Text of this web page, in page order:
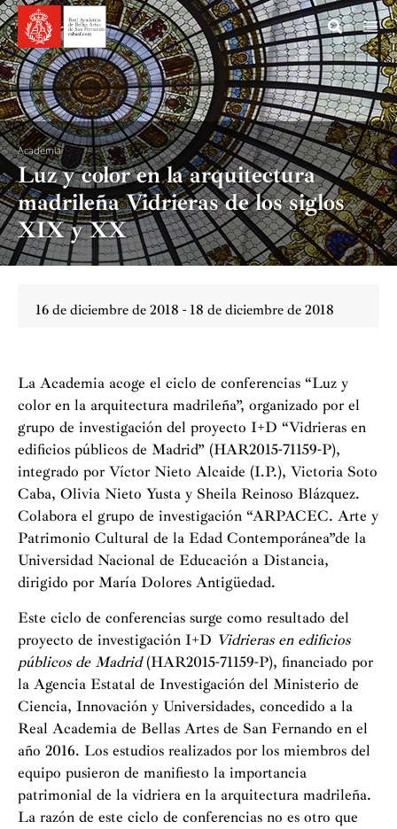
Ir
al
contenido
Academia
Luz y color en la arquitectura
madrileña Vidrieras de los siglos
XIX y XX
16 de diciembre de 2018 - 18 de diciembre de 2018
La Academia acoge el ciclo de conferencias “Luz y
color en la arquitectura madrileña”, organizado por el
grupo de investigación del proyecto I+D “Vidrieras en
edificios públicos de Madrid” (HAR2015-71159-P),
integrado por Víctor Nieto Alcaide (I.P.), Victoria Soto
Caba, Olivia Nieto Yusta y Sheila Reinoso Blázquez.
Colabora el grupo de investigación “ARPACEC. Arte y
Patrimonio Cultural de la Edad Contemporánea”de la
Universidad Nacional de Educación a Distancia,
dirigido por María Dolores Antigüedad.
Este ciclo de conferencias surge como resultado del
proyecto de investigación I+D Vidrieras en edificios
públicos de Madrid(HAR2015-71159-P), financiado por
la Agencia Estatal de Investigación del Ministerio de
Ciencia, Innovación y Universidades, concedido a la
Real Academia de Bellas Artes de San Fernando en el
año 2016. Los estudios realizados por los miembros del
equipo pusieron de manifiesto la importancia
patrimonial de la vidriera en la arquitectura madrileña.
La razón de este ciclo de conferencias no es otro que